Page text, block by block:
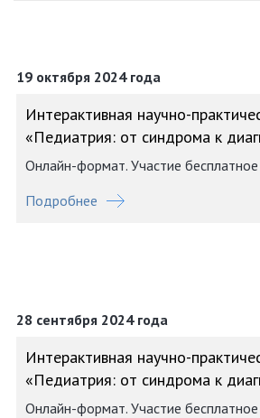
19 октября 2024 года
Интерактивная научно-
«Педиатрия: от синдрома к
Онлайн-формат. Участие бесплатное
Подробнее
28 сентября 2024 года
Интерактивная научно-
«Педиатрия: от синдрома к
Онлайн-формат. Участие бесплатное